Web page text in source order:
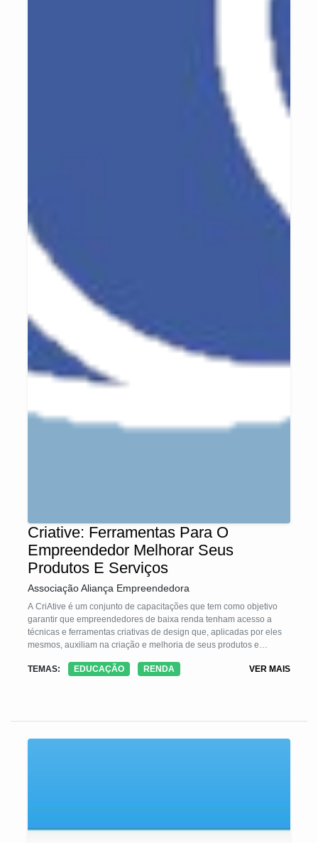
Criative: Ferramentas Para O
Empreendedor Melhorar Seus
Produtos E Serviços
Associação Aliança Empreendedora
A CriAtive é um conjunto de capacitações que tem como objetivo
garantir que empreendedores de baixa renda tenham acesso a
técnicas e ferramentas criativas de design que, aplicadas por eles
mesmos, auxiliam na criação e melhoria de seus produtos e
TEMAS:
EDUCAÇÃO RENDA VER MAIS